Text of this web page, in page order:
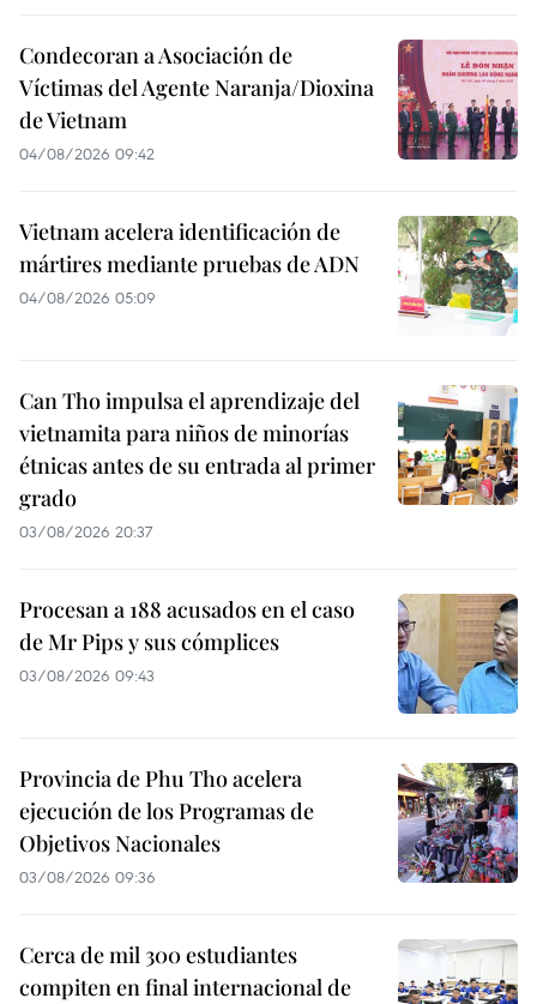
Condecoran a Asociación de
Víctimas del Agente Naranja/Dioxina
de Vietnam
04/08/2026 09:42
Vietnam acelera identificación de
mártires mediante pruebas de ADN
04/08/2026 05:09
Can Tho impulsa el aprendizaje del
vietnamita para niños de minorías
étnicas antes de su entrada al primer
grado
03/08/2026 20:37
Procesan a 188 acusados en el caso
de Mr Pips y sus cómplices
03/08/2026 09:43
Provincia de Phu Tho acelera
ejecución de los Programas de
Objetivos Nacionales
03/08/2026 09:36
Cerca de mil 300 estudiantes
compiten en final internacional de